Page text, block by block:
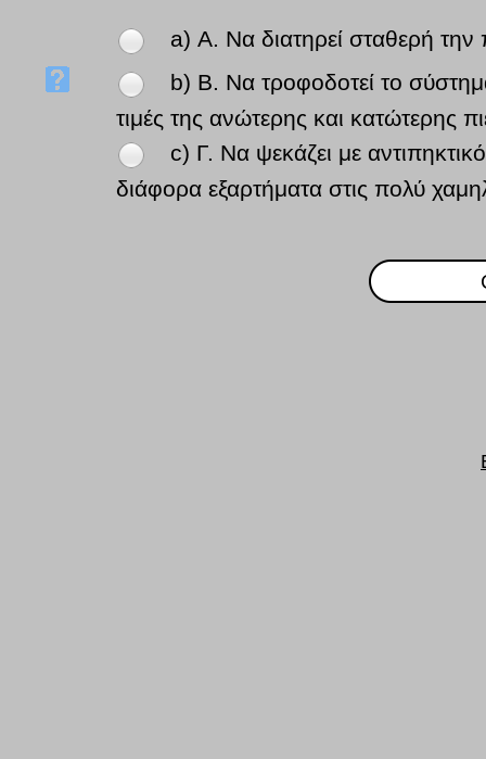
a) Α. Να διατηρεί σταθερή
b) Β. Να τροφοδοτεί το
τιμές της ανώτερης και κατώτερης
c) Γ. Να ψεκάζει με
διάφορα εξαρτήματα στις πολύ